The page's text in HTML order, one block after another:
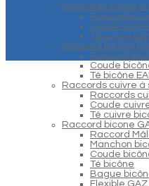
Raccords cuivre à
Raccords
Coude
Té cuivre
Raccord bicone
Raccord
Coude
Té bicône
Raccords cuivre à
Raccords
Coude
Té cuivre
Raccord bicone
Raccord
Manchon
Coude
Té bicône
Bague
Flexible